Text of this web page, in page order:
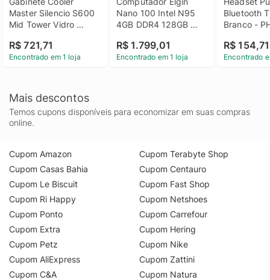
o gerenciamento de cabos e a limpeza visual. Garanta já o seu
no KaBuM!
Master Silencio S600
Mid Tower Vidro
R$ 721,71
Encontrado em 1 loja
Nano 100 Intel N95
4GB DDR4 128GB
46EN100V1000
R$ 1.799,01
Encontrado em 1 loja
Bluetooth
Branco -
R$ 154,71
Encontrado
Mais descontos
Temos cupons disponíveis para economizar em suas compras
online.
Cupom Amazon
Cupom Casas Bahia
Cupom Le Biscuit
Cupom Ri Happy
Cupom Ponto
Cupom Extra
Cupom Petz
Cupom AliExpress
Cupom C&A
Cupom Terabyte Shop
Cupom Centauro
Cupom Fast Shop
Cupom Netshoes
Cupom Carrefour
Cupom Hering
Cupom Nike
Cupom Zattini
Cupom Natura